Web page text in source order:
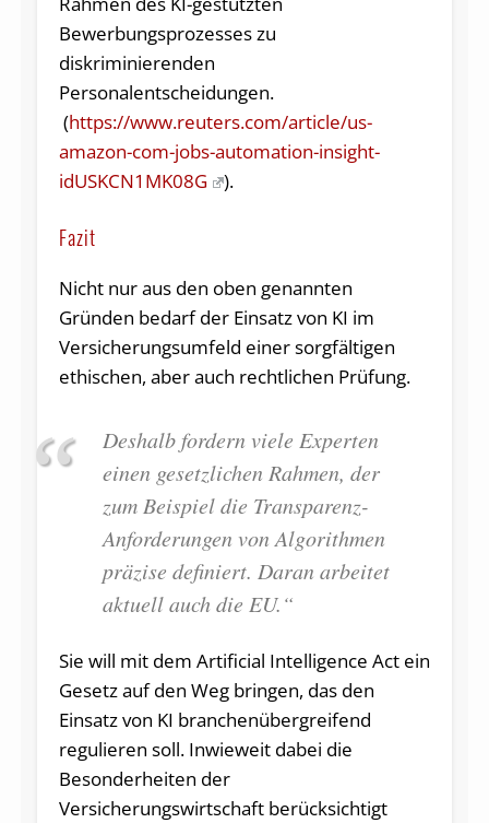
Bewerbungsprozesses zu
diskriminierenden
Personalentscheidungen.
(https://www.reuters.com/article/us-
amazon-com-jobs-automation-insight-
idUSKCN1MK08G
).
Fazit
Nicht nur aus den oben genannten
Gründen bedarf der Einsatz von KI im
Versicherungsumfeld einer sorgfältigen
ethischen, aber auch rechtlichen Prüfung.
Deshalb fordern viele Experten
einen gesetzlichen Rahmen, der
zum Beispiel die Transparenz-
Anforderungen von Algorithmen
präzise definiert. Daran arbeitet
aktuell auch die EU.“
Sie will mit dem Artificial Intelligence Act ein
Gesetz auf den Weg bringen, das den
Einsatz von KI branchenübergreifend
regulieren soll. Inwieweit dabei die
Besonderheiten der
Versicherungswirtschaft berücksichtigt